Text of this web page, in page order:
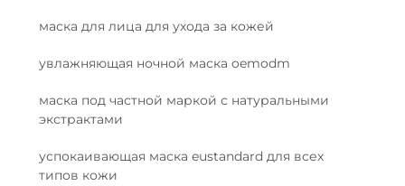
маска для лица для ухода за кожей
увлажняющая ночной маска oemodm
маска под частной маркой с натуральными
экстрактами
успокаивающая маска eustandard для всех
типов кожи